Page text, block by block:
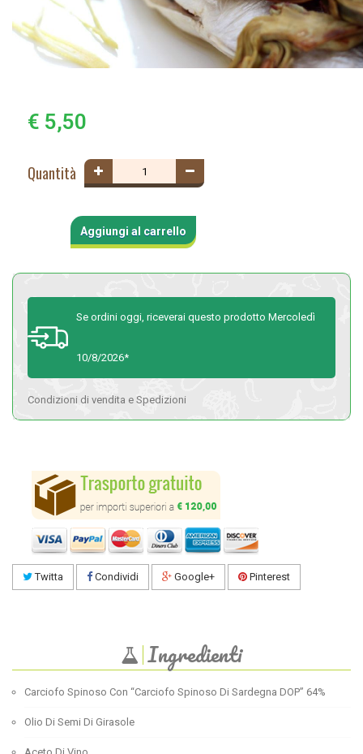
€ 5,50
Quantità
Aggiungi al carrello
Se ordini oggi, riceverai questo prodotto Mercoledì
10/8/2026*
Condizioni di vendita e Spedizioni
Twitta Condividi Google+ Pinterest
Ingredienti
Carciofo Spinoso Con “Carciofo Spinoso Di Sardegna DOP” 64%
Olio Di Semi Di Girasole